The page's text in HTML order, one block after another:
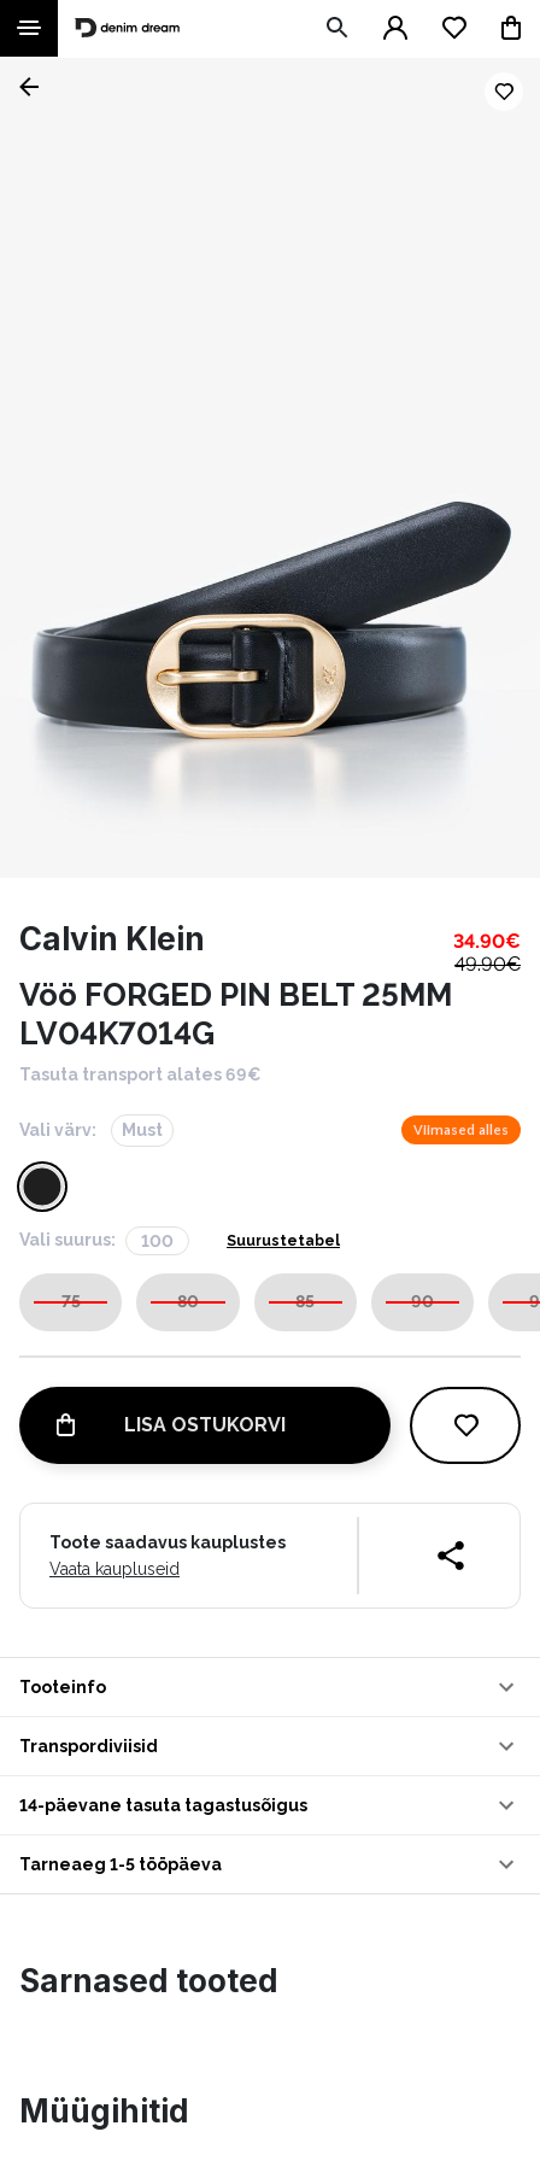
Calvin Klein 34.90€
49.90€
Vöö FORGED PIN BELT 25MM
LV04K7014G
Tasuta transport alates 69€
Vali värv: Must Viimased alles
Vali suurus: 100 Suurustetabel
75 80 85 90
LISA OSTUKORVI
Toote saadavus kauplustes
Vaata kaupluseid
Tooteinfo
Transpordiviisid
14-päevane tasuta tagastusõigus
Tarneaeg 1-5 tööpäeva
Sarnased tooted
Müügihitid